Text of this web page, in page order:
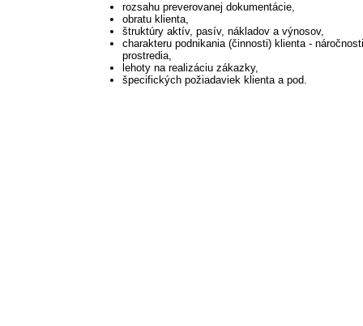
rozsahu preverovanej dokumentácie,
obratu klienta,
štruktúry aktív, pasív, nákladov a výnosov,
charakteru podnikania (činnosti) klienta -
prostredia,
lehoty na realizáciu zákazky,
špecifických požiadaviek klienta a pod.